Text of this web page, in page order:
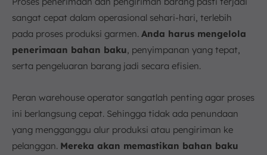
sangat cepat dalam operasional sehari-hari, terlebih
pada proses produksi garmen. Anda harus mengelola
penerimaan bahan baku , penyimpanan yang tepat,
serta pengeluaran barang jadi secara efisien.
Peran warehouse operator sangatlah penting agar proses
ini berlangsung cepat. Sehingga tidak ada penundaan
yang mengganggu alur produksi atau pengiriman ke
pelanggan. Mereka akan memastikan bahan baku